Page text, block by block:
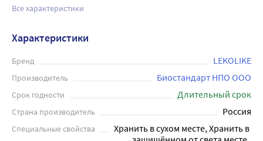
Все характеристики
Характеристики
Бренд LEKOLIKE
Производитель Биостандарт НПО ООО
Срок годности Длительный срок
Страна производитель Россия
Специальные свойства
Хранить в сухом месте, Хранить в